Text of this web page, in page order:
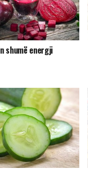
shumë energji